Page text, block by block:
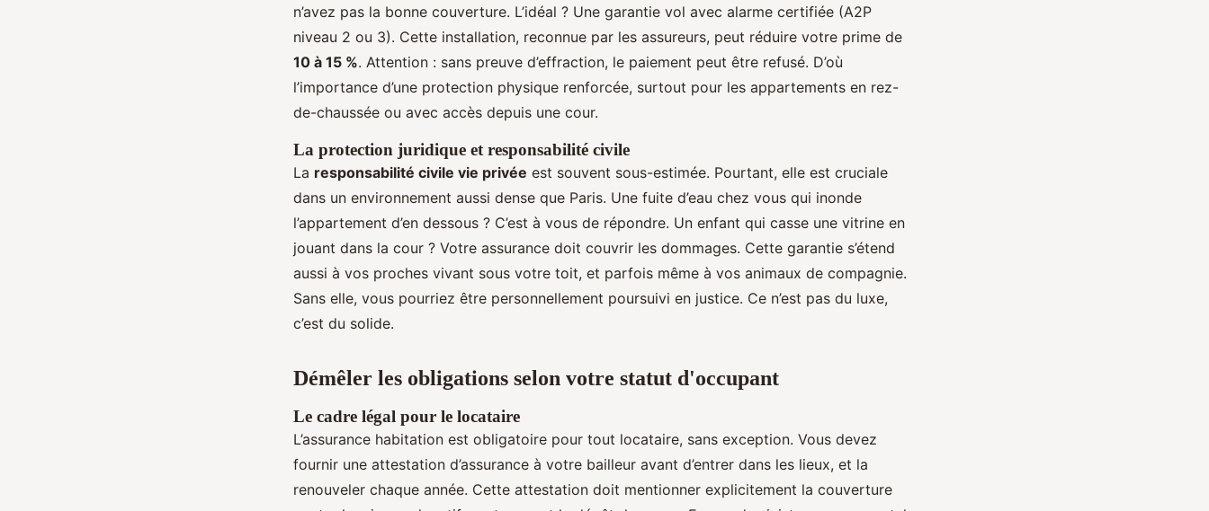
n’avez pas la bonne couverture. L’idéal ? Une garantie vol avec alarme certifiée (A2P
niveau 2 ou 3). Cette installation, reconnue par les assureurs, peut réduire votre prime de
10 à 15 %. Attention : sans preuve d’effraction, le paiement peut être refusé. D’où
l’importance d’une protection physique renforcée, surtout pour les appartements en rez-
de-chaussée ou avec accès depuis une cour.
La protection juridique et responsabilité civile
La responsabilité civile vie privée est souvent sous-estimée. Pourtant, elle est cruciale
dans un environnement aussi dense que Paris. Une fuite d’eau chez vous qui inonde
l’appartement d’en dessous ? C’est à vous de répondre. Un enfant qui casse une vitrine en
jouant dans la cour ? Votre assurance doit couvrir les dommages. Cette garantie s’étend
aussi à vos proches vivant sous votre toit, et parfois même à vos animaux de compagnie.
Sans elle, vous pourriez être personnellement poursuivi en justice. Ce n’est pas du luxe,
c’est du solide.
Démêler les obligations selon votre statut d'occupant
Le cadre légal pour le locataire
L’assurance habitation est obligatoire pour tout locataire, sans exception. Vous devez
fournir une attestation d’assurance à votre bailleur avant d’entrer dans les lieux, et la
renouveler chaque année. Cette attestation doit mentionner explicitement la couverture